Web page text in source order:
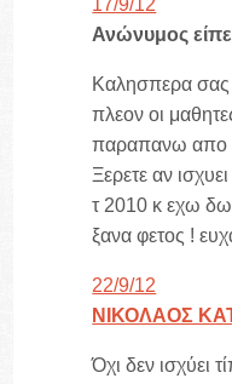
17/9/12
Ανώνυμος
Καλησπερα σας
πλεον οι
παραπανω απο 2
Ξερετε αν
τ 2010 κ εχω
ξανα φετος !
22/9/12
ΝΙΚΟΛΑΟΣ
Όχι δεν ισχύει